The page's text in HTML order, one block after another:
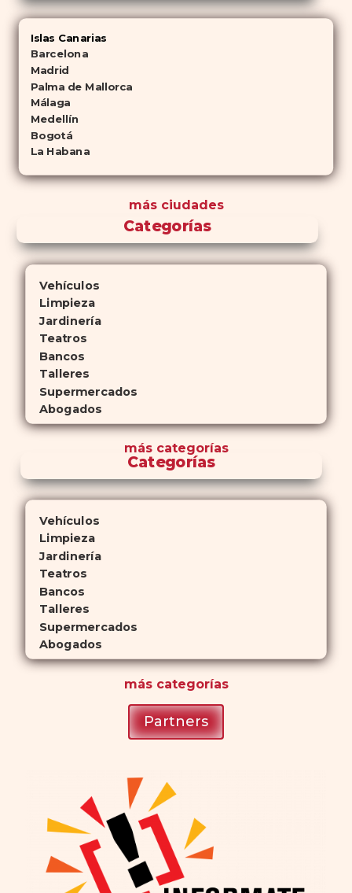
Islas Canarias
Barcelona
Madrid
Palma de Mallorca
Málaga
Medellín
Bogotá
La Habana
más ciudades
Categorías
Vehículos
Limpieza
Jardinería
Teatros
Bancos
Talleres
Supermercados
Abogados
máscategorías
Categorías
Vehículos
Limpieza
Jardinería
Teatros
Bancos
Talleres
Supermercados
Abogados
máscategorías
Partners